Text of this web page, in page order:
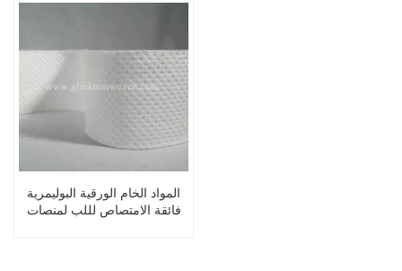
المواد الخام الورقية البوليمرية
فائقة الامتصاص لللب لمنصات